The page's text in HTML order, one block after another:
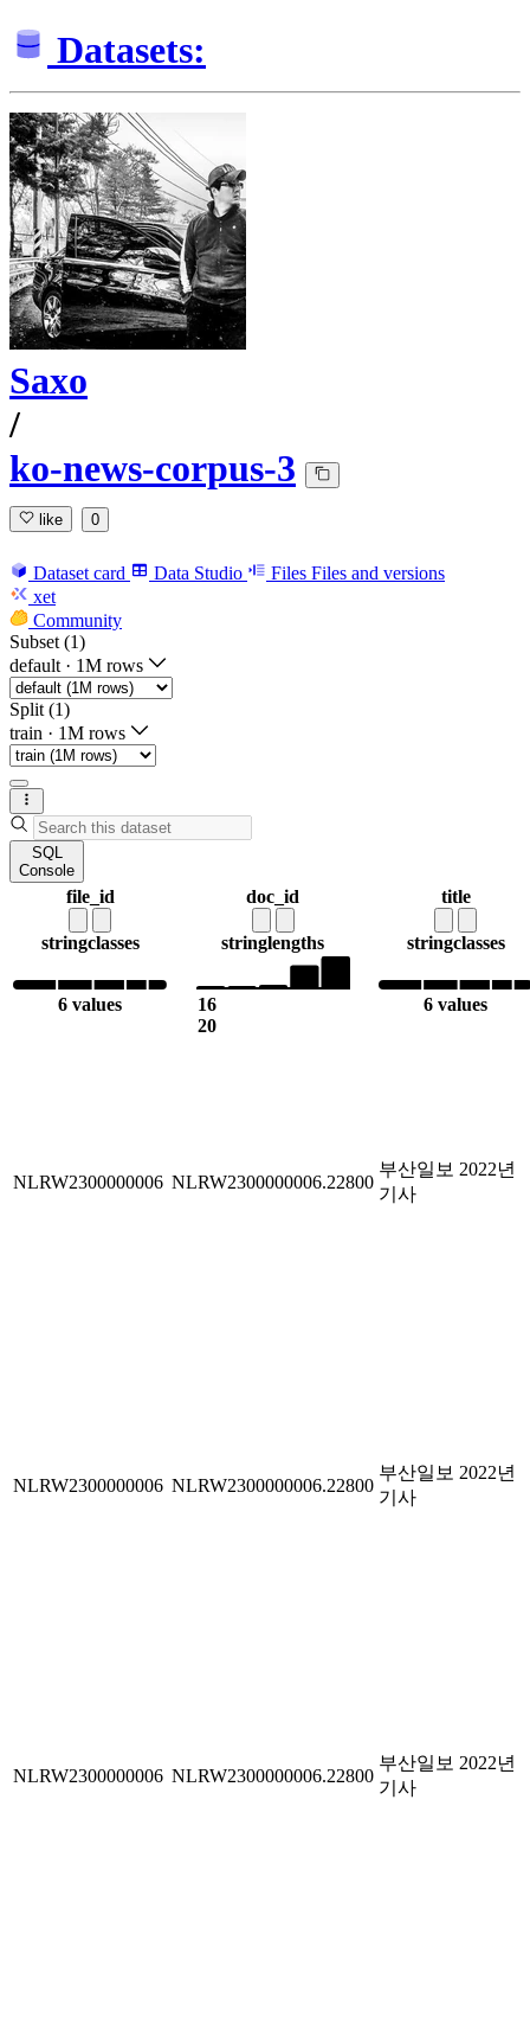
Datasets:
Saxo
/
ko-news-corpus-3
like 0
Dataset card Data Studio Files Files and versions
xet
Community
Subset (1)
default · 1M rows
Split (1)
train · 1M rows
SQL
Console
file_id
stringclasses
6 values
doc_id
stringlengths
16
20
title
stringclasses
6 values
NLRW2300000006 NLRW2300000006.22800
부산일보 2022년
기사
NLRW2300000006 NLRW2300000006.22800
부산일보 2022년
기사
NLRW2300000006 NLRW2300000006.22800
부산일보 2022년
기사